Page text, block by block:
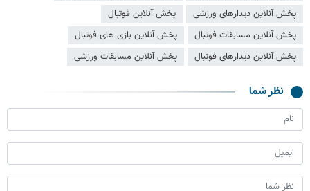
پخش آنلاین دیدارهای ورزشی
پخش آنلاین فوتبال
پخش آنلاین مسابقات فوتبال
پخش آنلاین بازی های فوتبال
پخش آنلاین دیدارهای فوتبال
پخش آنلاین مسابقات ورزشی
نظر شما